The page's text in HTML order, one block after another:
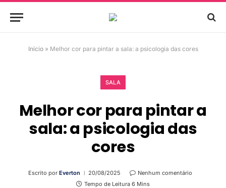
Início» Melhor cor para pintar a sala: a psicologia das cores
SALA
Melhor cor para pintar a
sala: a psicologia das
cores
Escrito por Everton 20/08/2025
Nenhum comentário
Tempo de Leitura 6 Mins